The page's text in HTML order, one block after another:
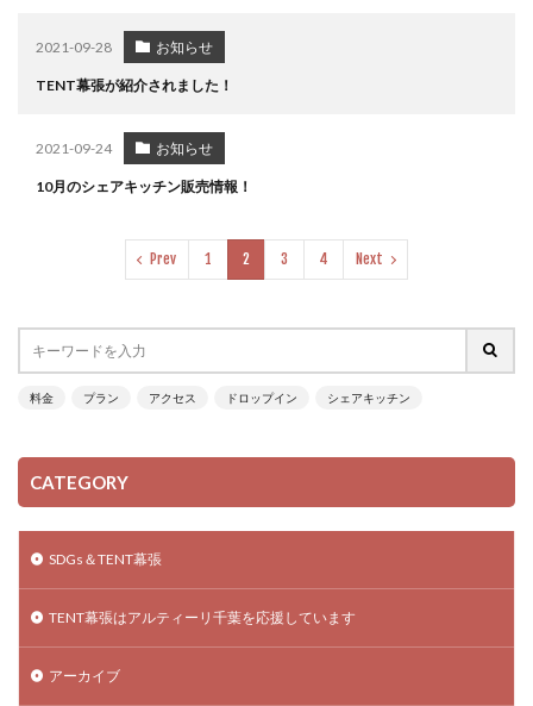
2021-09-28 お知らせ
TENT幕張が紹介されました！
2021-09-24 お知らせ
10月のシェアキッチン販売情報！
Prev 1 2 3 4 Next
料金 プラン アクセス ドロップイン シェアキッチン
CATEGORY
SDGs＆TENT幕張
TENT幕張はアルティーリ千葉を応援しています
アーカイブ